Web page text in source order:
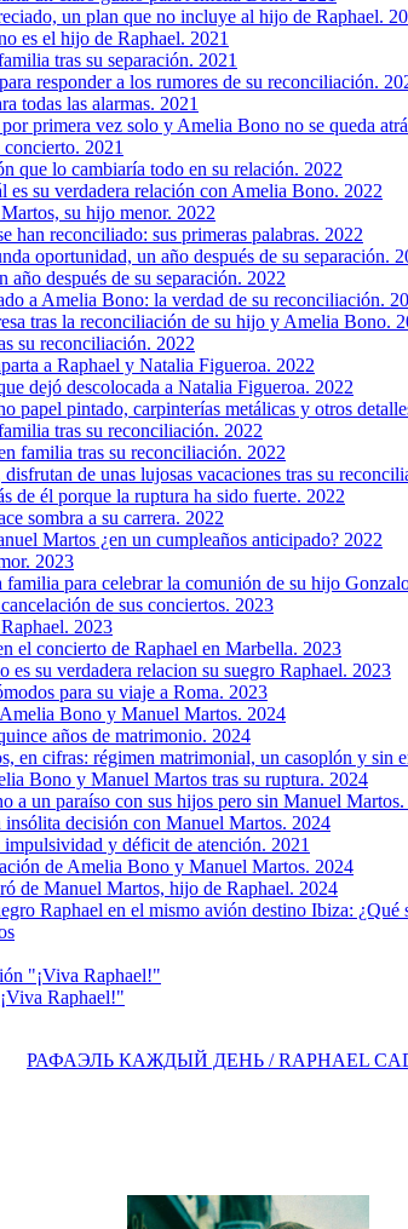
un plan que no incluye al hijo de Raphael.
es el hijo de Raphael. 2021
tras su separación. 2021
responder a los rumores de su reconciliación.
todas las alarmas. 2021
primera vez solo y Amelia Bono no se queda
2021
que lo cambiaría todo en su relación. 2022
su verdadera relación con Amelia Bono. 2022
su hijo menor. 2022
reconciliado: sus primeras palabras. 2022
oportunidad, un año después de su separación.
después de su separación. 2022
a Amelia Bono: la verdad de su reconciliación.
tras la reconciliación de su hijo y Amelia Bono.
su reconciliación. 2022
a Raphael y Natalia Figueroa. 2022
dejó descolocada a Natalia Figueroa. 2022
papel pintado, carpinterías metálicas y otros
tras su reconciliación. 2022
familia tras su reconciliación. 2022
de unas lujosas vacaciones tras su
de él porque la ruptura ha sido fuerte. 2022
sombra a su carrera. 2022
Martos ¿en un cumpleaños anticipado? 2022
2023
para celebrar la comunión de su hijo
de sus conciertos. 2023
2023
el concierto de Raphael en Marbella. 2023
su verdadera relacion su suegro Raphael. 2023
para su viaje a Roma. 2023
Bono y Manuel Martos. 2024
años de matrimonio. 2024
en cifras: régimen matrimonial, un casoplón y sin
Bono y Manuel Martos tras su ruptura. 2024
a un paraíso con sus hijos pero sin Manuel
decisión con Manuel Martos. 2024
y déficit de atención. 2021
de Amelia Bono y Manuel Martos. 2024
de Manuel Martos, hijo de Raphael. 2024
Raphael en el mismo avión destino Ibiza: ¿Qué
"¡Viva Raphael!"
Raphael!"
РАФАЭЛЬ КАЖДЫЙ ДЕНЬ / RAPHAEL